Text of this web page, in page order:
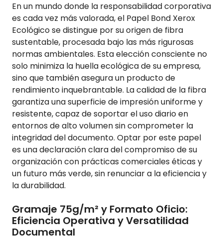
En un mundo donde la responsabilidad corporativa
es cada vez más valorada, el Papel Bond Xerox
Ecológico se distingue por su origen de fibra
sustentable, procesada bajo las más rigurosas
normas ambientales. Esta elección consciente no
solo minimiza la huella ecológica de su empresa,
sino que también asegura un producto de
rendimiento inquebrantable. La calidad de la fibra
garantiza una superficie de impresión uniforme y
resistente, capaz de soportar el uso diario en
entornos de alto volumen sin comprometer la
integridad del documento. Optar por este papel
es una declaración clara del compromiso de su
organización con prácticas comerciales éticas y
un futuro más verde, sin renunciar a la eficiencia y
la durabilidad.
Gramaje 75g/m² y Formato Oficio:
Eficiencia Operativa y Versatilidad
Documental